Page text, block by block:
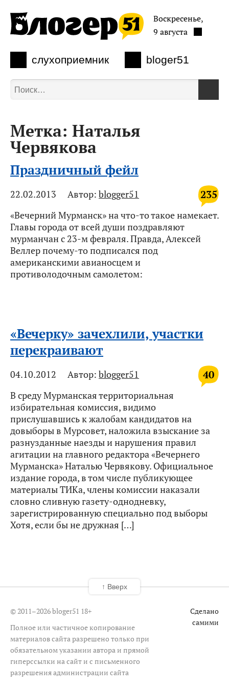
слухоприемник bloger51
Воскресенье,
9 августа
Метка: Наталья
Червякова
Праздничный фейл
235
22.02.2013 Автор: blogger51
«Вечерний Мурманск» на что-то такое намекает.
Главы города от всей души поздравляют
мурманчан с 23-м февраля. Правда, Алексей
Веллер почему-то подписался под
американскими авианосцем и
противолодочным самолетом:
«Вечерку» зачехлили, участки
перекраивают
40
04.10.2012 Автор: blogger51
В среду Мурманская территориальная
избирательная комиссия, видимо
прислушавшись к жалобам кандидатов на
довыборы в Мурсовет, наложила взыскание за
разнузданные наезды и нарушения правил
агитации на главного редактора «Вечернего
Мурманска» Наталью Червякову. Официальное
издание города, в том числе публикующее
материалы ТИКа, члены комиссии наказали
словно сливную газету-однодневку,
зарегистрированную специально под выборы
Хотя, если бы не дружная […]
© 2011–2026 bloger51 18+
Полное или частичное копирование
материалов сайта разрешено только при
обязательном указании автора и прямой
гиперссылки на сайт и с письменного
разрешения администрации сайта
Сделано
самими
↑ Вверх